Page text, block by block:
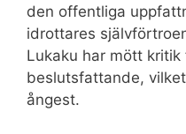
den offentliga
idrottares
Lukaku har mött
beslutsfattande,
ångest.